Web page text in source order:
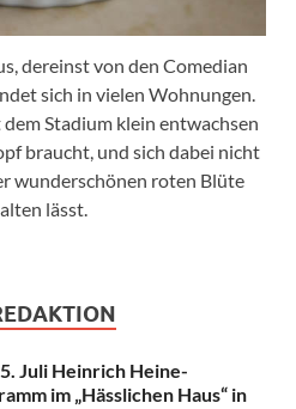
dereinst von den Comedian
sich in vielen Wohnungen.
dem Stadium klein entwachsen
braucht, und sich dabei nicht
wunderschönen roten Blüte
lässt.
Juli Heinrich Heine-
im „Hässlichen Haus“ in